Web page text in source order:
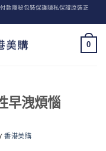
款隱秘包裝保護隱私保證原裝正
0
早洩煩惱
香港美購